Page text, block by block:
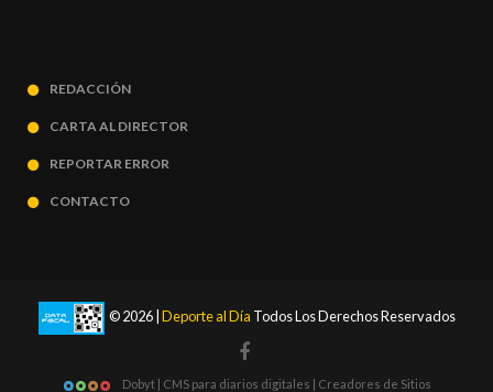
REDACCIÓN
CARTA AL DIRECTOR
REPORTAR ERROR
CONTACTO
© 2026 | Deporte al Día Todos Los Derechos Reservados
Dobyt | CMS para diarios digitales | Creadores de Sitios